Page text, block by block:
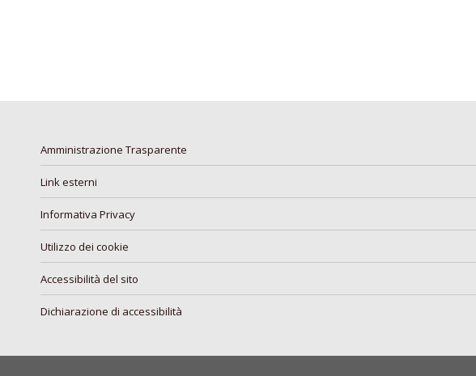
Amministrazione Trasparente
Link esterni
Informativa Privacy
Utilizzo dei cookie
Accessibilità del sito
Dichiarazione di accessibilità